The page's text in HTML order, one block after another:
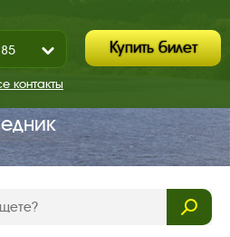
Показать
/
Закрыть
контакты
Купить билет